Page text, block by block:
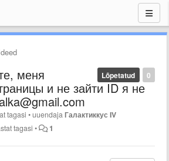
0
Lõpetatud
меня
и не зайти ID я не
tagasi •uuendajaГалактиккус IV
tagasi • 1